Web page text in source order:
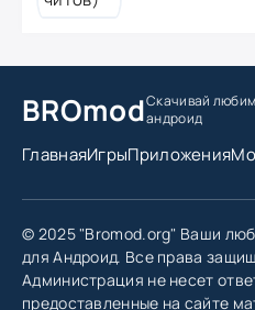
BROmodСкачивай
андроид
ГлавнаяИгрыПриложения
© 2025 "Bromod.org" Ваши
для Андроид. Все права
Администрация не несет
предоставленные на сайте